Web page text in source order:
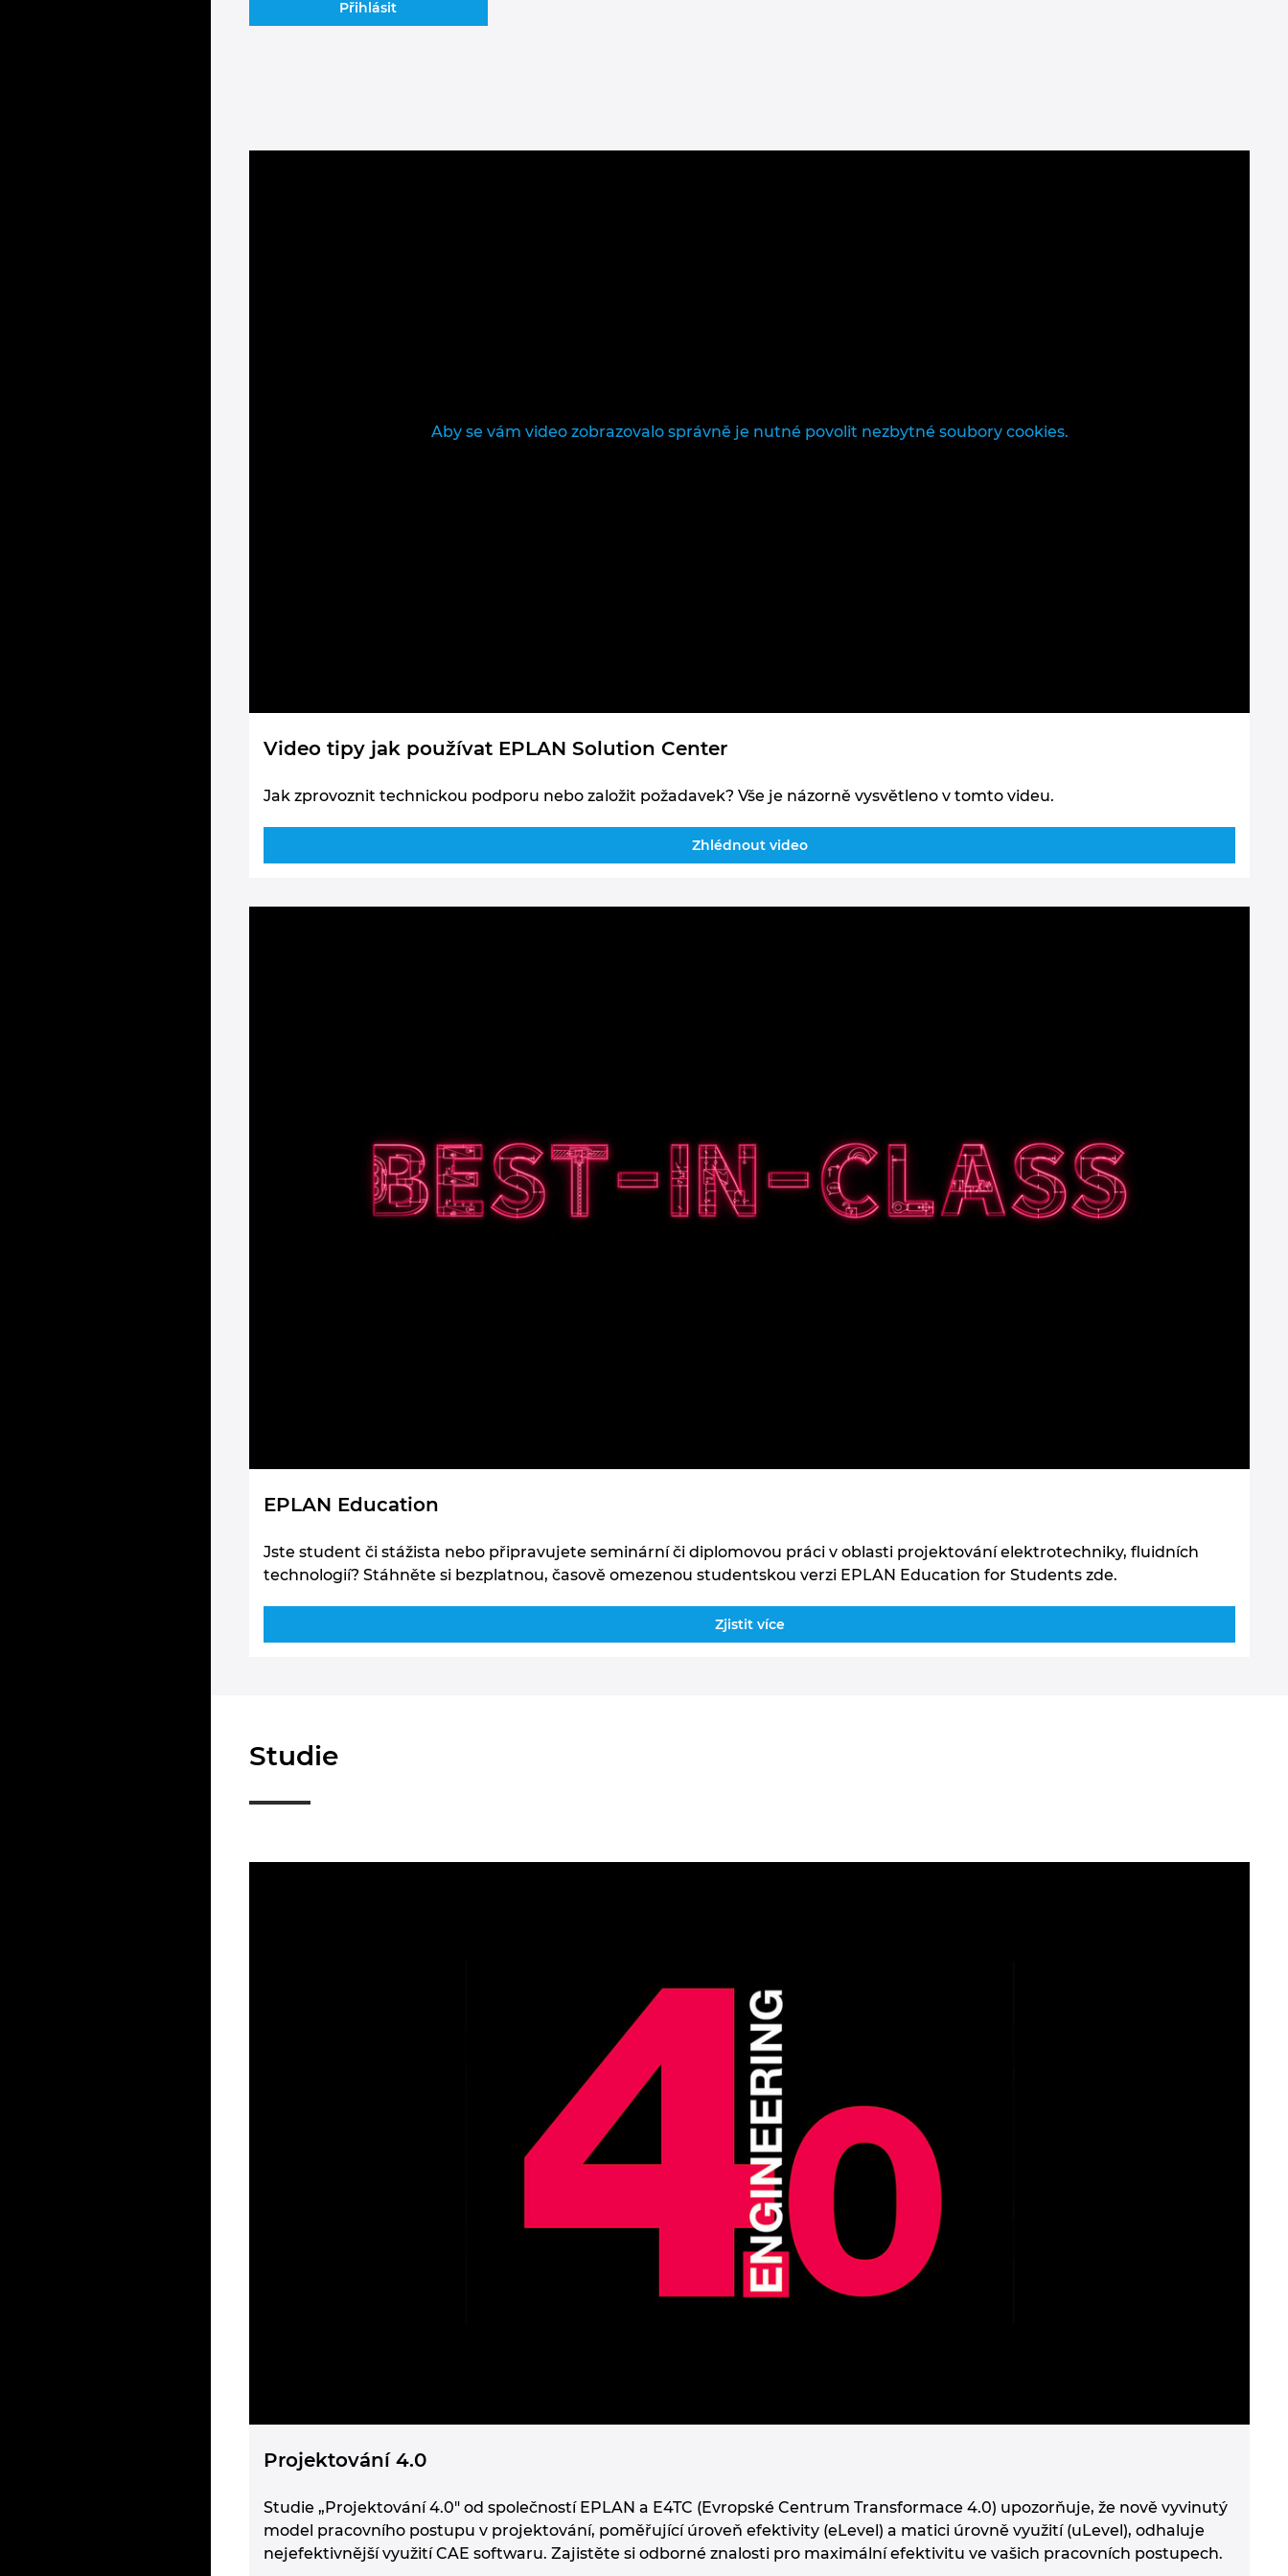
Přihlásit
Aby se vám video zobrazovalo správně je nutné povolit nezbytné soubory cookies.
Video tipy jak používat EPLAN Solution Center
Jak zprovoznit technickou podporu nebo založit požadavek? Vše je názorně vysvětleno v tomto videu.
Zhlédnout video
EPLAN Education
Jste student či stážista nebo připravujete seminární či diplomovou práci v oblasti projektování elektrotechniky, fluidních
technologií? Stáhněte si bezplatnou, časově omezenou studentskou verzi EPLAN Education for Students zde.
Zjistit více
Studie
Projektování 4.0
Studie „Projektování 4.0" od společností EPLAN a E4TC (Evropské Centrum Transformace 4.0) upozorňuje, že nově vyvinutý
model pracovního postupu v projektování, poměřující úroveň efektivity (eLevel) a matici úrovně využití (uLevel), odhaluje
nejefektivnější využití CAE softwaru. Zajistěte si odborné znalosti pro maximální efektivitu ve vašich pracovních postupech.